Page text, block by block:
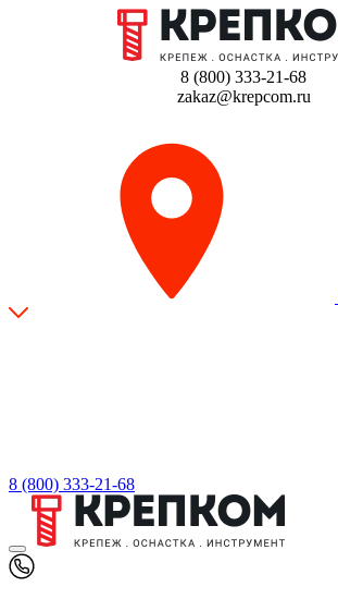
8 (800) 333-21-68
zakaz@krepcom.ru
8 (800) 333-21-68